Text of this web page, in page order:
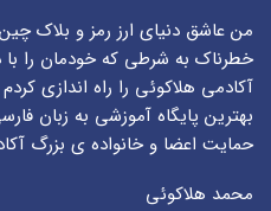
من عاشق دنیای ارز رمز و بلاک
خطرناک به شرطی که خودمان را
آکادمی هلاکوئی را راه اندازی
بهترین پایگاه آموزشی به زبان
حمایت اعضا و خانواده ی بزرگ
محمد هلاکوئی